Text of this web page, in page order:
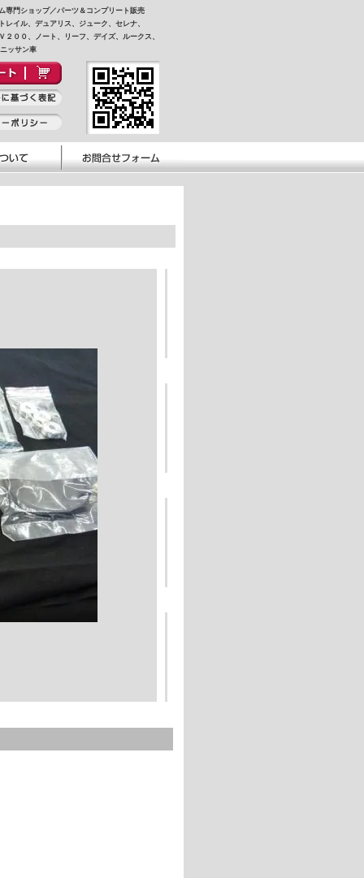
専門ショップ／パーツ＆コンプリート販売
レイル、デュアリス、ジューク、セレナ、
２００、ノート、リーフ、デイズ、ルークス、
ッサン車